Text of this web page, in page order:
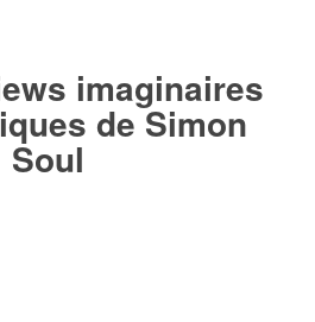
imaginaires
de Simon
Soul